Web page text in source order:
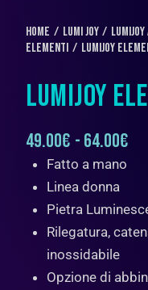
Home LUMI JOY
Elementi
LumiJoy
LUMIJOY
49.00€ - 64.00€
Fatto a mano
Linea donna
Pietra
Rilegatura,
inossidabile
Opzione di